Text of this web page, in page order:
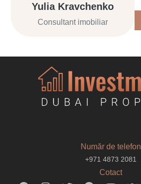
Yulia Kravchenko
Consultant imobiliar
Număr de telefon
+971 4873 2081
Cotact